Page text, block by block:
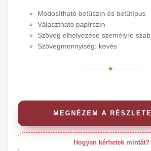
Módosítható betűszín és betűtípus
Választható papírszín
Szöveg elhelyezése személyre
Szövegmennyiség: kevés
MEGNÉZEM A
Hogyan kérhetek mintát?